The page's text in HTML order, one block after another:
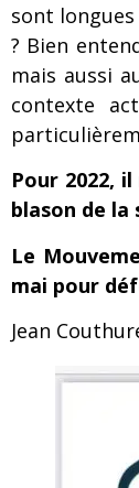
sont
? Bien
mais aussi
contexte
Pour 2022,
blason de la
Le
mai pour
Jean